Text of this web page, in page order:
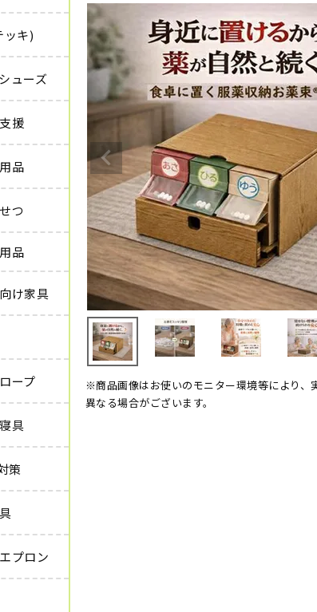
ッキ)
ューズ
援
品
つ
品
け家具
ープ
具
策
プロン
※商品画像はお使いのモニター環境等により、
異なる場合がございます。